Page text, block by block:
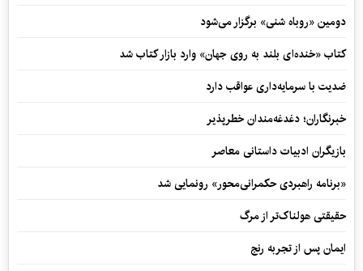
دومین «روباه شنی» برگزار می‌شود
کتاب «خنده‌ای بلند به روی جهان» وارد بازار کتاب شد
ضدیت با سرمایه‌داری عواقب دارد
خبرنگاران؛ دغدغه‌مندان خطرپذیر
بازیگران ادبیات داستانی معاصر
«برنامه راهبردی حکمرانی‌محور» رونمایی شد
حقیقتی هولناک‌تر از مرگ
ایمان پس از تجربه رنج